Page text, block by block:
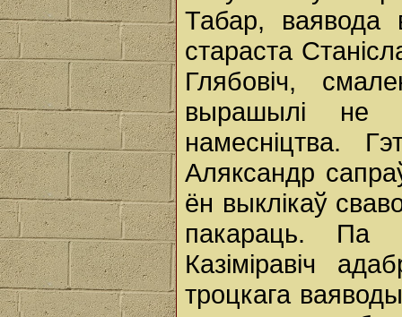
Табар, ваявода
стараста
Глябовіч,
вырашылі не
намесніцтва.
Аляксандр
ён выклікаў
пакараць. Па
Казіміравіч
троцкага